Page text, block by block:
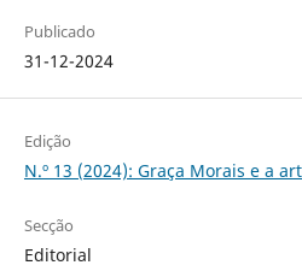
Publicado
31-12-2024
Edição
N.º 13 (2024): Graça Morais e a
Secção
Editorial